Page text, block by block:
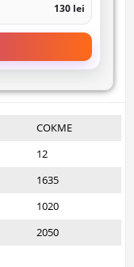
130 lei
СОКМЕ
12
1635
1020
2050